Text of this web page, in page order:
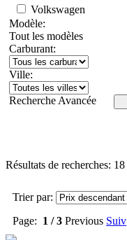
Volkswagen
Modèle:
Tout les modèles
Carburant:
Ville:
Recherche Avancée
Résultats de recherches: 18
Trier par:
Page: 1 / 3 Previous Suiv